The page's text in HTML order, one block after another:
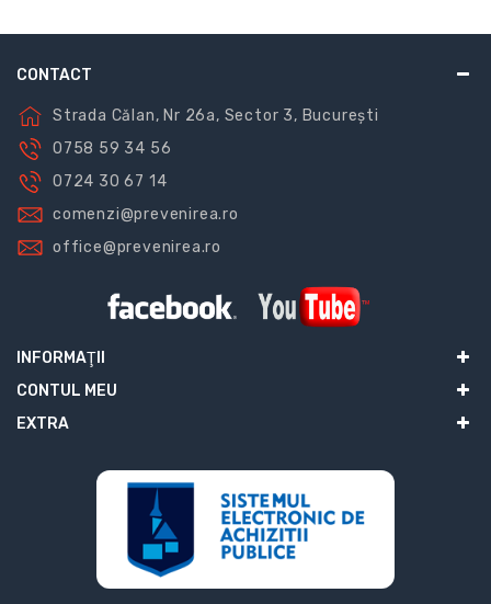
CONTACT
Strada Călan, Nr 26a, Sector 3, București
0758 59 34 56
0724 30 67 14
comenzi@prevenirea.ro
office@prevenirea.ro
INFORMAŢII
CONTUL MEU
EXTRA